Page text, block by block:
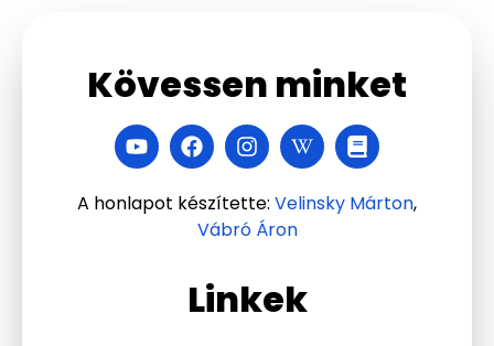
Linkek
Kövessen minket
A honlapot készítette: Velinsky Márton,
Vábró Áron